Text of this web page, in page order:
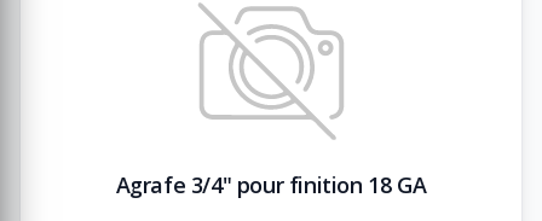
Agrafe 3/4" pour finition 18 GA